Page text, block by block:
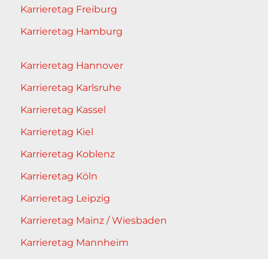
Karrieretag Freiburg
Karrieretag Hamburg
Karrieretag Hannover
Karrieretag Karlsruhe
Karrieretag Kassel
Karrieretag Kiel
Karrieretag Koblenz
Karrieretag Köln
Karrieretag Leipzig
Karrieretag Mainz / Wiesbaden
Karrieretag Mannheim